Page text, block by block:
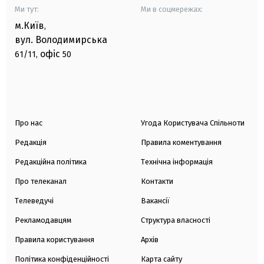
Ми тут:
м.Київ,
вул. Володимирська
61/11, офіс 50
Ми в соцмережах:
Про нас
Редакція
Редакційна політика
Про телеканал
Телеведучі
Рекламодавцям
Правила користування
Політика конфіденційності
Угода Користувача Спільноти
Правила коментування
Технічна інформація
Контакти
Вакансії
Структура власності
Архів
Карта сайту